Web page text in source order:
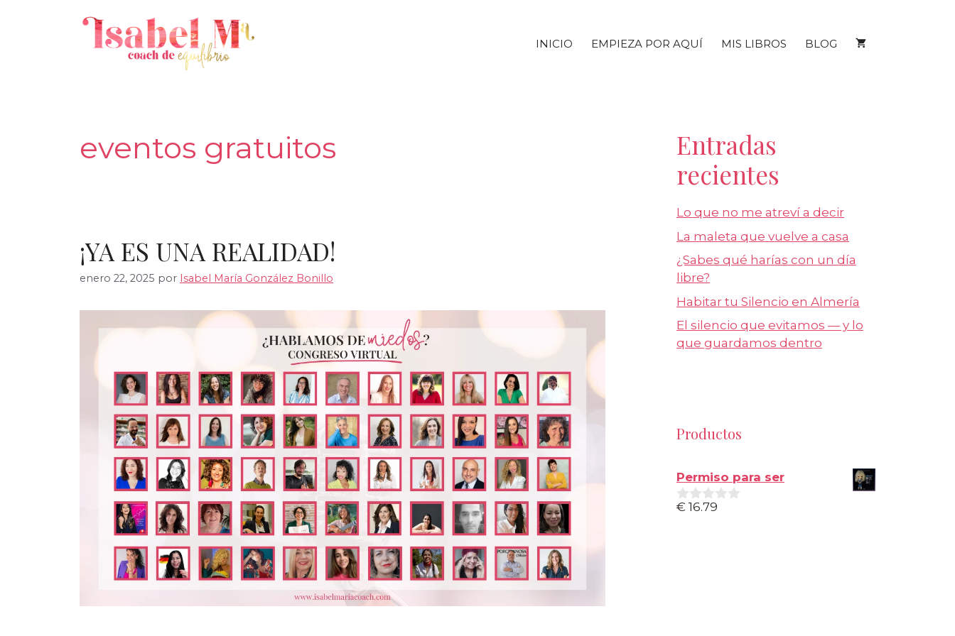
INICIO EMPIEZA POR AQUÍ MIS LIBROS BLOG
eventos gratuitos
¡YA ES UNA REALIDAD!
enero 22, 2025 por Isabel María González Bonillo
Entradas
recientes
Lo que no me atreví a decir
La maleta que vuelve a casa
¿Sabes qué harías con un día
libre?
Habitar tu Silencio en Almería
El silencio que evitamos — y lo
que guardamos dentro
Productos
Permiso para ser
0
€ 16.79